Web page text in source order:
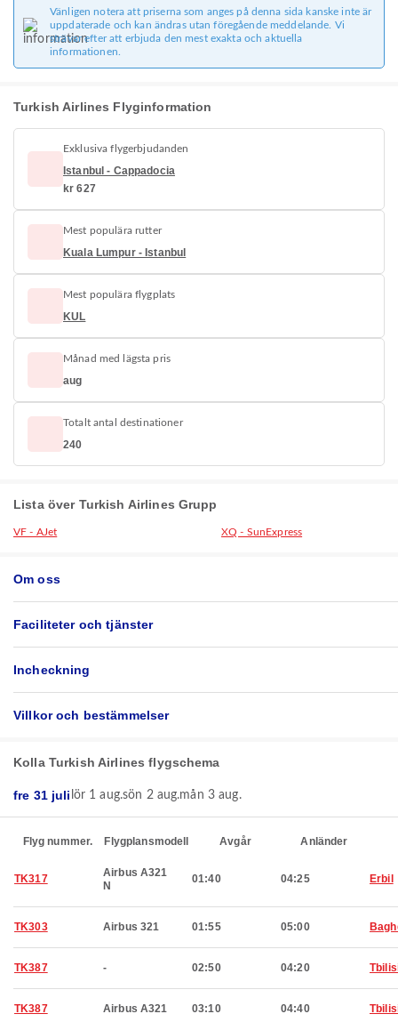
Vänligen notera att priserna som anges på denna sida kanske inte är
uppdaterade och kan ändras utan föregående meddelande. Vi
strävar efter att erbjuda den mest exakta och aktuella
informationen.
Turkish Airlines Flyginformation
Exklusiva flygerbjudanden
Istanbul - Cappadocia
kr 627
Mest populära rutter
Kuala Lumpur - Istanbul
Mest populära flygplats
KUL
Månad med lägsta pris
aug
Totalt antal destinationer
240
Lista över Turkish Airlines Grupp
VF - AJet XQ - SunExpress
Om oss
Faciliteter och tjänster
Incheckning
Villkor och bestämmelser
Kolla Turkish Airlines flygschema
fre 31 juli lör 1 aug.sön 2 aug.mån 3 aug.
Flyg nummer. Flygplansmodell Avgår Anländer
TK317
Airbus A321
N
01:40 04:25 Erbil
TK303 Airbus 321 01:55 05:00
TK387 - 02:50 04:20
TK387 Airbus A321 03:10 04:40